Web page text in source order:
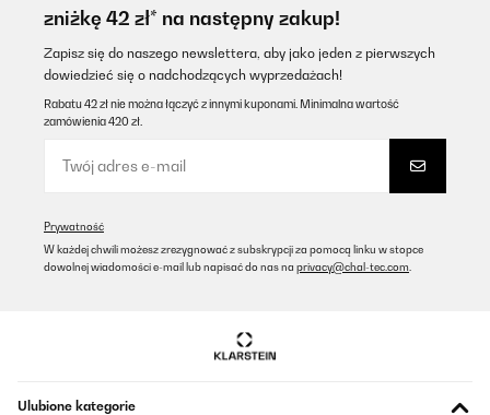
zniżkę 42 zł* na następny zakup!
Zapisz się do naszego newslettera, aby jako jeden z pierwszych
dowiedzieć się o nadchodzących wyprzedażach!
Rabatu 42 zł nie można łączyć z innymi kuponami. Minimalna wartość
zamówienia 420 zł.
Prywatność
W każdej chwili możesz zrezygnować z subskrypcji za pomocą linku w stopce
dowolnej wiadomości e-mail lub napisać do nas na privacy@chal-tec.com
Ulubione kategorie